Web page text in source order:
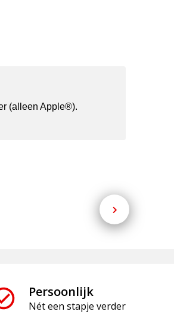
(alleen Apple®).
Persoonlijk
Nét een stapje verder